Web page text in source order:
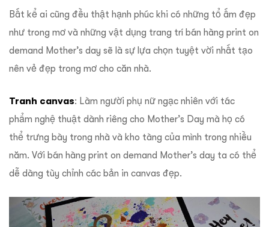
Bất kể ai cũng đều thật hạnh phúc khi có những tổ ấm đẹp
như trong mơ và những vật dụng trang trí bán hàng print on
demand Mother’s day sẽ là sự lựa chọn tuyệt vời nhất tạo
nên vẻ đẹp trong mơ cho căn nhà.
Tranh canvas: Làm người phụ nữ ngạc nhiên với tác
phẩm nghệ thuật dành riêng cho Mother’s Day mà họ có
thể trưng bày trong nhà và kho tàng của mình trong nhiều
năm. Với bán hàng print on demand Mother’s day ta có thể
dễ dàng tùy chỉnh các bản in canvas đẹp.